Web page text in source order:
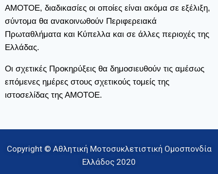
ΑΜΟΤΟΕ, διαδικασίες οι οποίες είναι ακόμα σε εξέλιξη,
σύντομα θα ανακοινωθούν Περιφερειακά
Πρωταθλήματα και Κύπελλα και σε άλλες περιοχές της
Ελλάδας.
Οι σχετικές Προκηρύξεις θα δημοσιευθούν τις αμέσως
επόμενες ημέρες στους σχετικούς τομείς της
ιστοσελίδας της ΑΜΟΤΟΕ.
Copyright © Αθλητική Μοτοσυκλετιστική Ομοσπονδία
Ελλάδος 2020